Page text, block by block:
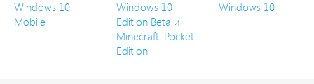
Windows 10
Mobile
Windows 10
Edition Beta и
Minecraft: Pocket
Edition
Windows 10